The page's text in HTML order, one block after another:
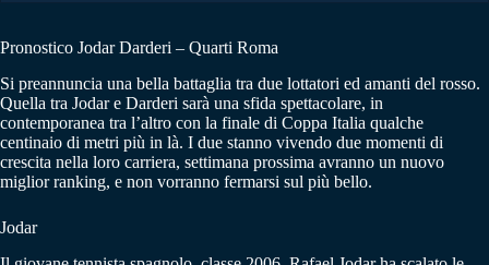
Pronostico Jodar Darderi – Quarti Roma
Si preannuncia una bella battaglia tra due lottatori ed amanti del rosso.
Quella tra Jodar e Darderi sarà una sfida spettacolare, in
contemporanea tra l’altro con la finale di Coppa Italia qualche
centinaio di metri più in là. I due stanno vivendo due momenti di
crescita nella loro carriera, settimana prossima avranno un nuovo
miglior ranking, e non vorranno fermarsi sul più bello.
Jodar